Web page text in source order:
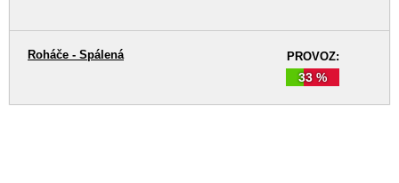
PROVOZ:
33 %
Roháče - Spálená